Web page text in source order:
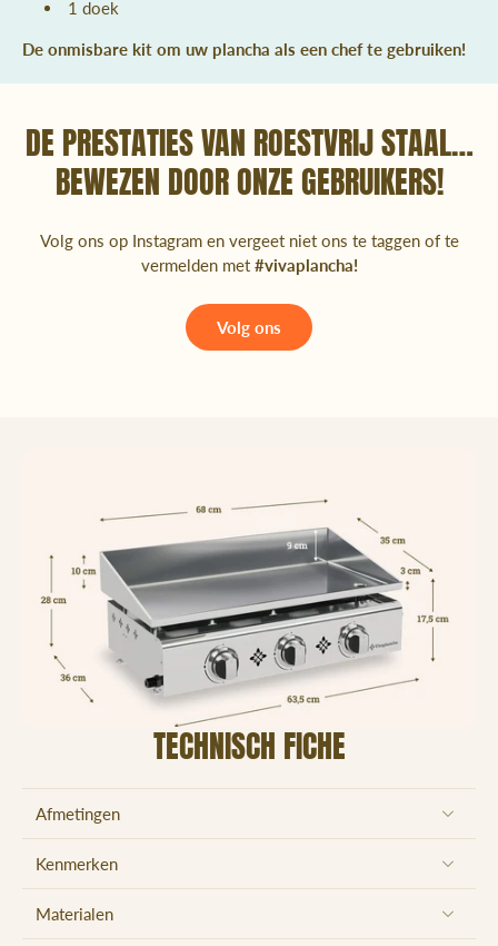
1 doek
De onmisbare kit om uw plancha als een chef te gebruiken!
DE PRESTATIES VAN ROESTVRIJ STAAL…
BEWEZEN DOOR ONZE GEBRUIKERS!
Volg ons op Instagram en vergeet niet ons te taggen of te
vermelden met #vivaplancha!
Volg ons
TECHNISCH FICHE
Afmetingen
Kenmerken
Materialen